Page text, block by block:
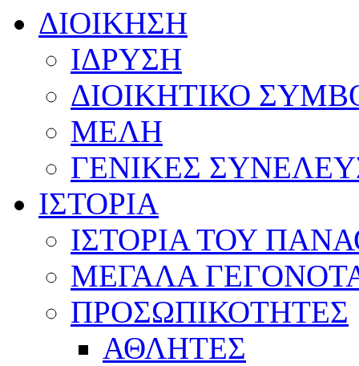
ΔΙΟΙΚΗΣΗ
ΙΔΡΥΣΗ
ΔΙΟΙΚΗΤΙΚΟ
ΜΕΛΗ
ΓΕΝΙΚΕΣ
ΙΣΤΟΡΙΑ
ΙΣΤΟΡΙΑ ΤΟΥ
ΜΕΓΑΛΑ
ΠΡΟΣΩΠΙΚΟΤΗΤΕΣ
ΑΘΛΗΤΕΣ